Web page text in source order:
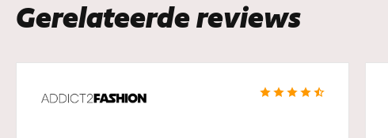
Gerelateerde reviews